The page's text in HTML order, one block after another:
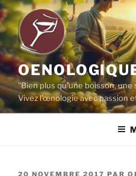
Aller
au
contenu
principal
"Bien plus qu'une boisson,
Vivez l'œnologie avec passion
PUBLIÉ
20 NOVEMBRE 2017 PAR